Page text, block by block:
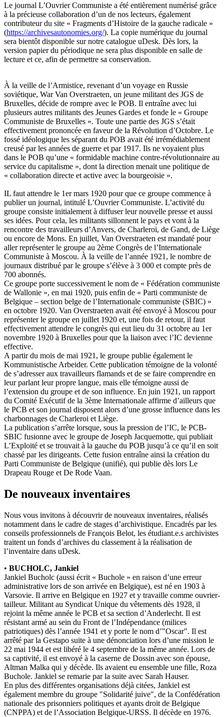
Le journal L’Ouvrier Communiste a été entièrement numérisé grâce
à la précieuse collaboration d’un de nos lecteurs, également
contributeur du site « Fragments d’Histoire de la gauche radicale »
(https://archivesautonomies.org/). La copie numérique du journal
sera bientôt disponible sur notre catalogue uDesk. Dès lors, la
version papier du périodique ne sera plus disponible en salle de
lecture et ce, afin de permettre sa conservation.
À la veille de l’Armistice, revenant d’un voyage en Russie
soviétique, War Van Overstraeten, un jeune militant des JGS de
Bruxelles, décide de rompre avec le POB. Il entraîne avec lui
plusieurs autres militants des Jeunes Gardes et fonde le « Groupe
Communiste de Bruxelles ». Toute une partie des JGS s’était
effectivement prononcée en faveur de la Révolution d’Octobre. Le
fossé idéologique les séparant du POB avait été irrémédiablement
creusé par les années de guerre et par 1917. Ils ne voyaient plus
dans le POB qu’une « formidable machine contre-révolutionnaire au
service du capitalisme », dont la direction menait une politique de
« collaboration directe et active avec la bourgeoisie ».
IL faut attendre le 1er mars 1920 pour que ce groupe commence à
publier un journal, intitulé L’Ouvrier Communiste. L’activité du
groupe consiste initialement à diffuser leur nouvelle presse et aussi
ses idées. Pour cela, les militants sillonnent le pays et vont à la
rencontre des travailleurs d’Anvers, de Charleroi, de Gand, de Liège
ou encore de Mons. En juillet, Van Overstraeten est mandaté pour
aller représenter le groupe au 2ème Congrès de l’Internationale
Communiste à Moscou. À la veille de l’année 1921, le nombre de
journaux distribué par le groupe s’élève à 3 000 et compte près de
700 abonnés.
Ce groupe porte successivement le nom de « Fédération communiste
de Wallonie », en mai 1920, puis enfin de « Parti communiste de
Belgique – section belge de l’Internationale communiste (SBIC) »
en octobre 1920. Van Overstraeten avait été envoyé à Moscou pour
représenter le groupe en juillet 1920 et, une fois de retour, il faut
effectivement attendre le congrès qui eut lieu du 31 octobre au 1er
novembre 1920 à Bruxelles pour que la liaison avec l’IC devienne
effective.
A partir du mois de mai 1921, le groupe publie également le
Kommunistische Arbeider. Cette publication témoigne de la volonté
de s’adresser aux travailleurs flamands et de se faire comprendre en
leur parlant leur propre langue, mais elle témoigne aussi de
l’extension du groupe et de son influence. En juin 1921, un rapport
du Comité Exécutif de la 3ème Internationale affirme d’ailleurs que
le PCB et son journal disposent alors d’une grosse influence dans les
charbonnages de Charleroi et Liège.
La publication s’arrête lorsque, sous la pression de l’IC, le PCB-
SBIC fusionne avec le groupe de Joseph Jacquemotte, qui publiait
L’Exploité et se trouvait à la gauche du POB jusqu’à ce qu’il en soit
chassé par les dirigeants. Cette fusion entraîne ainsi la création du
Parti Communiste de Belgique (unifié), qui publie dès lors Le
Drapeau Rouge et De Rode Vaan.
De nouveaux inventaires
Nous vous invitons à découvrir de nouveaux inventaires, réalisés
notamment dans le cadre de stages d’archivistique. Encadrés par les
conseils professionnels de François Belot, les étudiant.e.s archivistes
traitent un fonds d’archives du classement à la réalisation de
l’inventaire dans uDesk.
• BUCHOLC, Jankiel
Jankiel Bucholc (aussi écrit « Buchole » en raison d’une erreur
administrative lors de son arrivée en Belgique), est né en 1903 à
Varsovie. Il arrive en Belgique en 1927 et y travaille comme ouvrier-
tailleur. Militant au Syndicat Unique du vêtements dès 1928, il
rejoint la même année le PCB et sa section d’Anderlecht. Il est
résistant armé au sein du Front de l’Indépendance (milices
patriotiques) dès l’année 1941 et y porte le nom d’"Oscar". Il est
arrêté par la Gestapo suite à une dénonciation lors d’une mission le
22 mai 1944 et est libéré le 4 septembre de la même année. Lors de
sa captivité, il est envoyé à la caserne de Dossin avec son épouse,
Altman Malka qui y décède. Ils avaient eu ensemble une fille, Roza
Buchole. Jankiel se remarie par la suite avec Sarah Hauser.
En plus des différentes organisations déjà citées, Jankiel est
également membre du groupe "Solidarité juive", de la Confédération
nationale des prisonniers politiques et ayants droit de Belgique
(CNPPA) et de l’Association Belgique-URSS. Il décède en 1976.